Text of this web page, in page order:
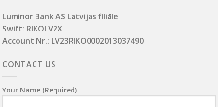
Luminor Bank AS Latvijas filiāle
Swift: RIKOLV2X
Account Nr.: LV23RIKO0002013037490
CONTACT US
Your Name (required)